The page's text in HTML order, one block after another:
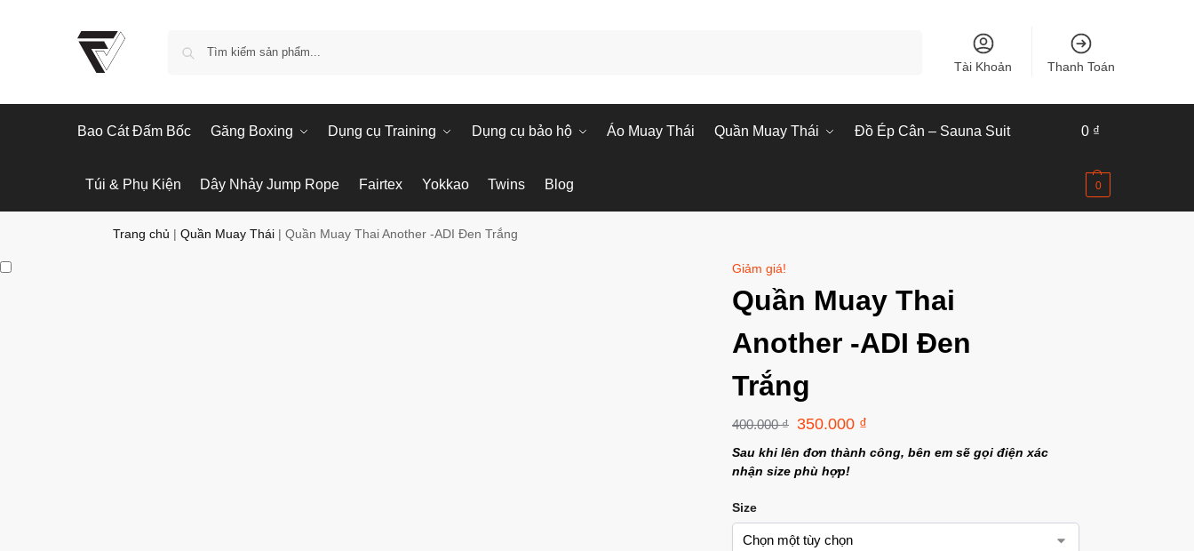
Tài Khoản Thanh Toán
Bao Cát Đấm Bốc Găng Boxing Dụng cụ Training Dụng cụ bảo hộ Áo Muay Thái Quần Muay Thái Đồ Ép Cân – Sauna Suit
Túi & Phụ Kiện Dây Nhảy Jump Rope Fairtex Yokkao Twins Blog
0 ₫
0
Trang chủ |Quần Muay Thái |Quần Muay Thai Another -ADI Đen Trắng
Giảm giá!
Quần Muay Thai
Another -ADI Đen
Trắng
400.000₫ 350.000 ₫
Sau khi lên đơn thành công, bên em sẽ gọi điện xác
nhận size phù hợp!
Size